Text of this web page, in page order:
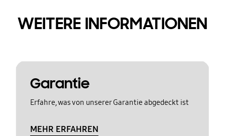
WEITERE INFORMATIONEN
Garantie
Erfahre, was von unserer Garantie abgedeckt ist
MEHR ERFAHREN